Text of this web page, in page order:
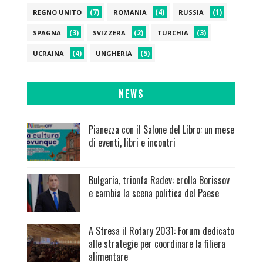
REGNO UNITO (7) ROMANIA (4) RUSSIA (1)
SPAGNA (3) SVIZZERA (2) TURCHIA (3)
UCRAINA (4) UNGHERIA (5)
NEWS
Pianezza con il Salone del Libro: un mese
di eventi, libri e incontri
Bulgaria, trionfa Radev: crolla Borissov
e cambia la scena politica del Paese
A Stresa il Rotary 2031: Forum dedicato
alle strategie per coordinare la filiera
alimentare